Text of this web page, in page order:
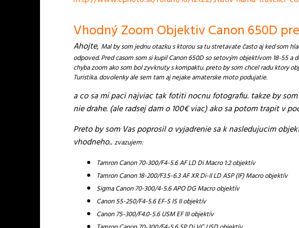
Vhodný Zoom Objektiv Canon 650D
Ahojte, Mal by som jednu otazku s ktorou sa tu stretavate často aj ked som
odpoved. Pred casom som si kupil Canon 650D so setovým objektívom 18-55 a
chyba zoom ako som bol zyvknuty s kompaktu. preto by som chcel radu ktory
Turistika. dovolenky ale sem tam aj nejake amaterske moto podujatie.
a co sa mi paci najviac tak fotiti nocnu fotografiu. takze by
nie drahe. (ale radsej dam o 100€ viac) ako sa potom trapit v
Preto by som Vas poprosil o vyjadrenie sa k nasledujucim
vhodneho..zvazujem:
Tamron Canon 70-300/F4-5.6 AF LD Di Macro 1:2 objektív
Tamron Canon 18-200/F3.5-6.3 AF XR Di-II LD ASP (IF) Macro objektív
Sigma Canon 70-300/4-5.6 APO DG Macro objektív
Canon 55-250/F4-5.6 EF-S IS II objektív
Canon 75-300/F4.0-5.6 USM EF III objektív